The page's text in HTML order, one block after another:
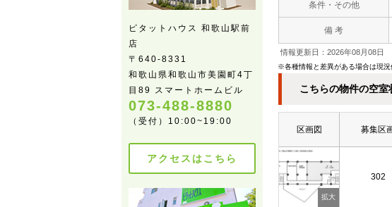
条件・その他
備 考
情報更新日：2026年08月08日
※各種情報と差異がある場合は現況
こちらの物件の空室
区画図 募集区
302
ピタットハウス 和歌山駅前
店
〒640-8331
和歌山県和歌山市美園町4丁
目89 スマートホームビル
073-488-8880
（受付）10:00~19:00
アクセスはこちら